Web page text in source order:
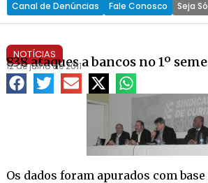
Canal de Denúncias Fale Conosco Seja
NOTÍCIAS
838 ataques a bancos no 1º
12 de julho de 2011
Os dados foram apurados com